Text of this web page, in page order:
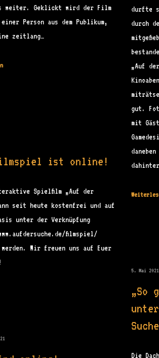
weiter. Geklickt wird der Film
Person aus dem Publikum,
zeitlang…
durfte
durch
„Auf
gut.
mit
movie/2093.html
ist online!
Spielfilm „Auf der
seit heute kostenfrei und auf
unter der Verknüpfung
filmspiel/
Wir freuen uns auf Euer
5. Mai 2021
„So
Die